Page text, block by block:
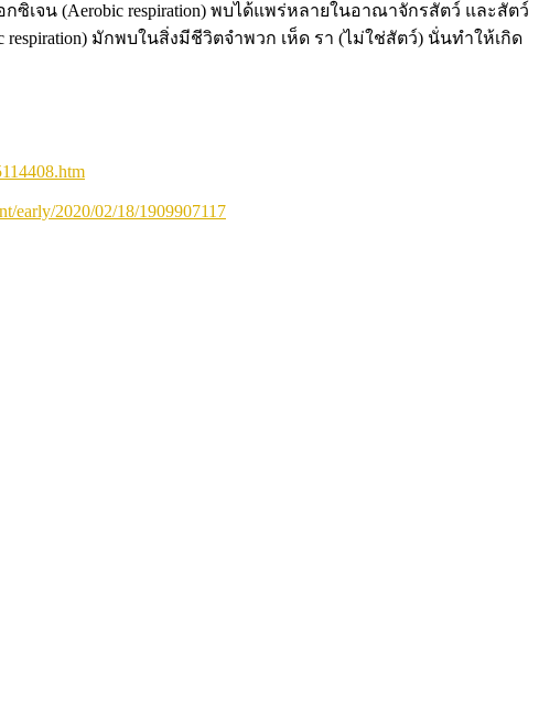
ซิเจน (Aerobic respiration) พบได้แพร่หลายในอาณาจักรสัตว์ และสัตว์
มักพบในสิ่งมีชีวิตจำพวก เห็ด รา (ไม่ใช่สัตว์) นั่นทำให้เกิด
early/2020/02/18/1909907117